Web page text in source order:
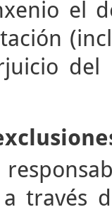
el
través